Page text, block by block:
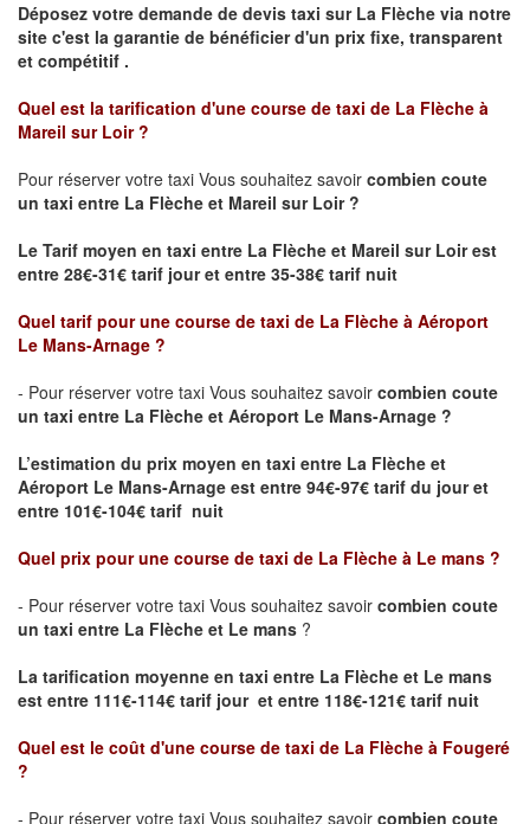
Déposez votre demande de devis taxi sur La Flèche via notre
site c'est la garantie de bénéficier d'un prix fixe, transparent
et compétitif .
Quel est la tarification d'une course de taxi de La Flèche à
Mareil sur Loir ?
Pour réserver votre taxi Vous souhaitez savoir combien coute
un taxi entre La Flèche et Mareil sur Loir ?
Le Tarif moyen en taxi entre La Flèche et Mareil sur Loir est
entre 28€-31€ tarif jour et entre 35-38€ tarif nuit
Quel tarif pour une course de taxi de La Flèche à Aéroport
Le Mans-Arnage ?
- Pour réserver votre taxi Vous souhaitez savoir combien coute
un taxi entre La Flèche et Aéroport Le Mans-Arnage ?
L’estimation du prix moyen en taxi entre La Flèche et
Aéroport Le Mans-Arnage est entre 94€-97€ tarif du jour et
entre 101€-104€ tarif nuit
Quel prix pour une course de taxi de La Flèche à Le mans ?
- Pour réserver votre taxi Vous souhaitez savoir combien coute
un taxi entre La Flèche et Le mans ?
La tarification moyenne en taxi entre La Flèche et Le mans
est entre 111€-114€ tarif jour et entre 118€-121€ tarif nuit
Quel est le coût d'une course de taxi de La Flèche à Fougeré
?
- Pour réserver votre taxi Vous souhaitez savoir combien coute